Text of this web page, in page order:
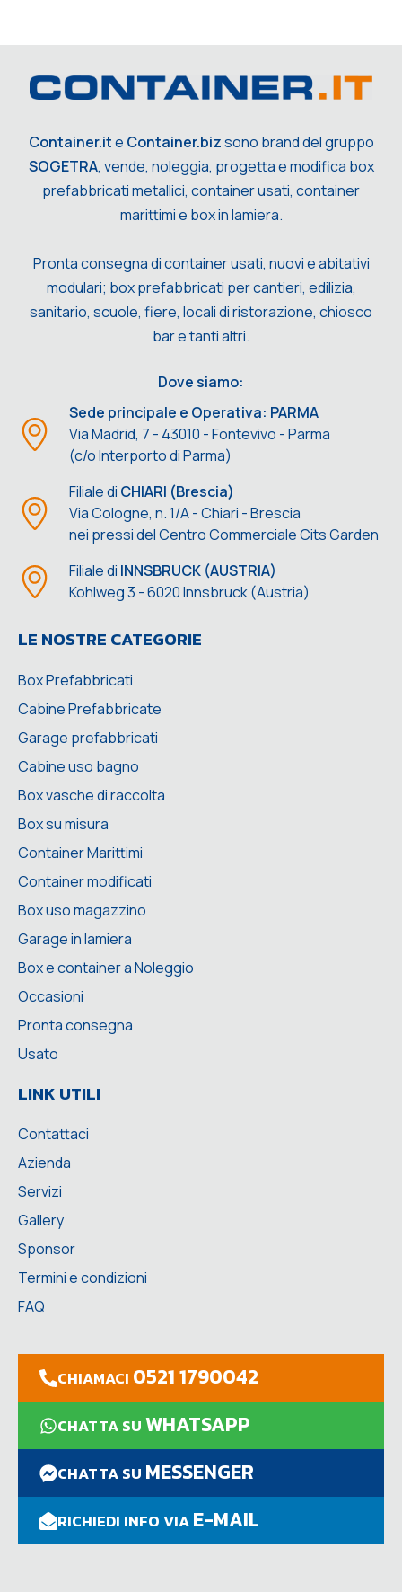
Container.ite Container.bizsono brand del gruppo
SOGETRA, vende, noleggia, progetta e modifica box
prefabbricati metallici, container usati, container
marittimi e box in lamiera.
Pronta consegna di container usati, nuovi e abitativi
modulari; box prefabbricati per cantieri, edilizia,
sanitario, scuole, fiere, locali di ristorazione, chiosco
bar e tanti altri.
Dove siamo:
Sede principale e Operativa: PARMA
Via Madrid, 7 - 43010 - Fontevivo - Parma
(c/o Interporto di Parma)
Filiale di CHIARI (Brescia)
Via Cologne, n. 1/A - Chiari - Brescia
nei pressi del Centro Commerciale Cits Garden
Filiale di INNSBRUCK (AUSTRIA)
Kohlweg 3 - 6020 Innsbruck (Austria)
LE NOSTRE CATEGORIE
Box Prefabbricati
Cabine Prefabbricate
Garage prefabbricati
Cabine uso bagno
Box vasche di raccolta
Box su misura
Container Marittimi
Container modificati
Box uso magazzino
Garage in lamiera
Box e container a Noleggio
Occasioni
Pronta consegna
Usato
LINK UTILI
Contattaci
Azienda
Servizi
Gallery
Sponsor
Termini e condizioni
FAQ
CHIAMACI 0521 1790042
CHATTA SUWHATSAPP
CHATTA SU MESSENGER
RICHIEDI INFO VIAE-MAIL